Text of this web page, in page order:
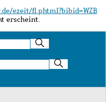
ezeit/fl.phtml?bibid=WZB
erscheint.